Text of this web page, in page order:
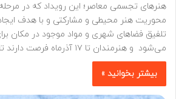
هنرهای تجسمی معاصر؛ این رویداد که در
محوریت هنر محیطی و مشارکتی و با هدف
تلفیق فضاهای شهری و مواد موجود در مکان
می‌شود و هنرمندان تا ١٧ آذرماه فرصت دارند تا طرح های خود را…
بیشتر بخوانید »